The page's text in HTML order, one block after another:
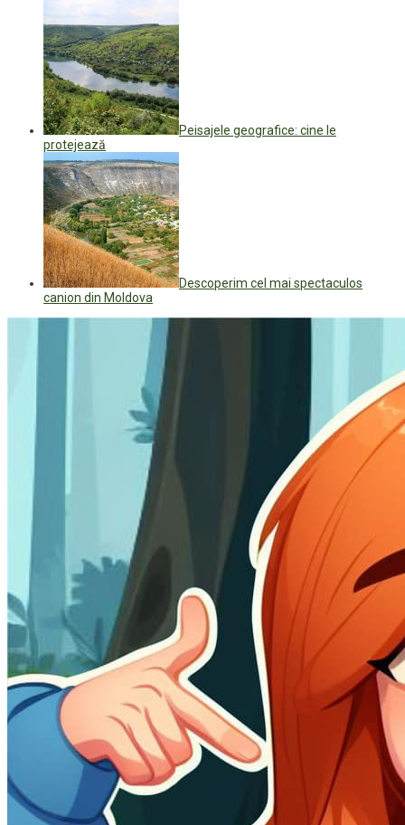
Peisajele geografice: cine le
protejează
Descoperim cel mai spectaculos
canion din Moldova